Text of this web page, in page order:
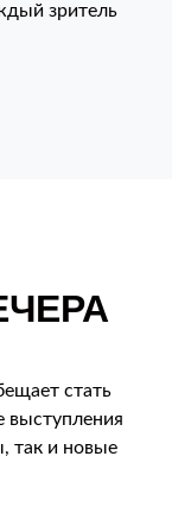
зритель
стать
так и новые